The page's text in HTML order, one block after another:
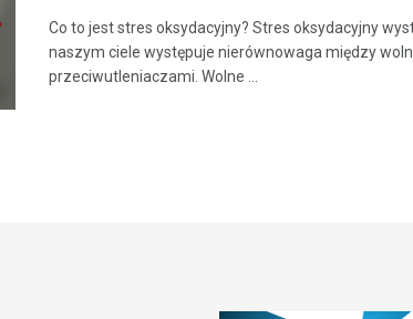
Co to jest stres oksydacyjny? Stres oksydacyjny
naszym ciele występuje nierównowaga między
przeciwutleniaczami. Wolne ...